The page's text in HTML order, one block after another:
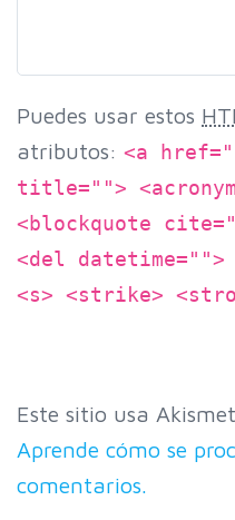
Puedes usar estos
atributos: <a
title="">
<blockquote
<del datetime="">
<s> <strike>
Este sitio usa
Aprende cómo se
comentarios.